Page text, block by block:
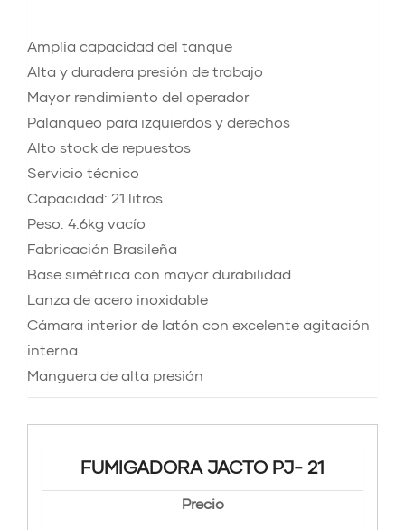
Amplia capacidad del tanque
Alta y duradera presión de trabajo
Mayor rendimiento del operador
Palanqueo para izquierdos y derechos
Alto stock de repuestos
Servicio técnico
Capacidad: 21 litros
Peso: 4.6kg vacío
Fabricación Brasileña
Base simétrica con mayor durabilidad
Lanza de acero inoxidable
Cámara interior de latón con excelente agitación
interna
Manguera de alta presión
FUMIGADORA JACTO PJ- 21
Precio